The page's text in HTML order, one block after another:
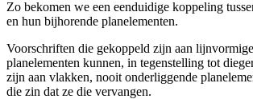
Zo bekomen we een eenduidige koppeling
en hun bijhorende planelementen.
Voorschriften die gekoppeld zijn aan
planelementen kunnen, in tegenstelling tot
zijn aan vlakken, nooit onderliggende
die zin dat ze die vervangen.